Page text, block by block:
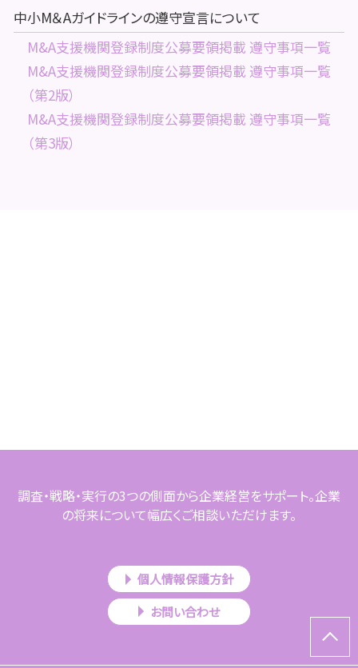
中小M＆Aガイドラインの遵守宣言について
M&A支援機関登録制度公募要領掲載 遵守事項一覧
M&A支援機関登録制度公募要領掲載 遵守事項一覧
（第2版）
M&A支援機関登録制度公募要領掲載 遵守事項一覧
（第3版）
調査・戦略・実行の3つの側面から企業経営をサポート。企業
の将来について幅広くご相談いただけます。
個人情報保護方針
お問い合わせ